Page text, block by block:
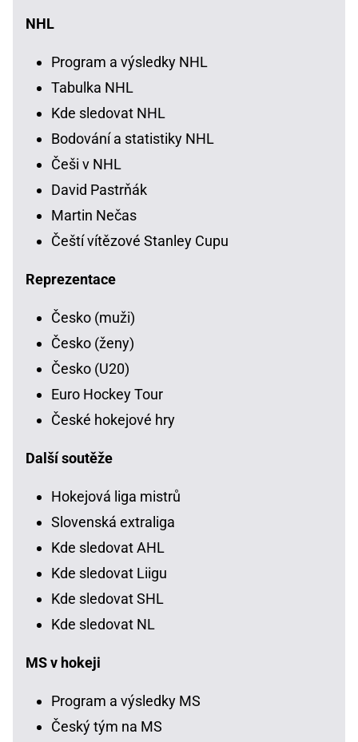
NHL
Program a výsledky NHL
Tabulka NHL
Kde sledovat NHL
Bodování a statistiky NHL
Češi v NHL
David Pastrňák
Martin Nečas
Čeští vítězové Stanley Cupu
Reprezentace
Česko (muži)
Česko (ženy)
Česko (U20)
Euro Hockey Tour
České hokejové hry
Další soutěže
Hokejová liga mistrů
Slovenská extraliga
Kde sledovat AHL
Kde sledovat Liigu
Kde sledovat SHL
Kde sledovat NL
MS v hokeji
Program a výsledky MS
Český tým na MS